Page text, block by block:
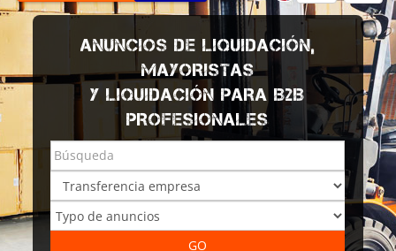
ANUNCIOS DE LIQUIDACIÓN,
MAYORISTAS
Y LIQUIDACIÓN PARA B2B
PROFESIONALES